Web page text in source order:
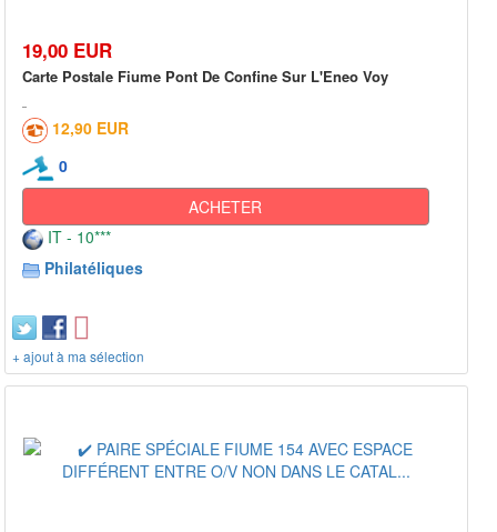
19,00 EUR
Carte Postale Fiume Pont De Confine Sur L'Eneo Voy
12,90 EUR
0
ACHETER
IT - 10***
Philatéliques
+ ajout à ma sélection